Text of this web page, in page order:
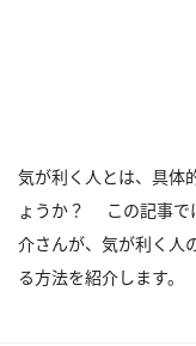
気が利く人とは、具体
ょうか？ この記事で
介さんが、気が利く人
る方法を紹介します。